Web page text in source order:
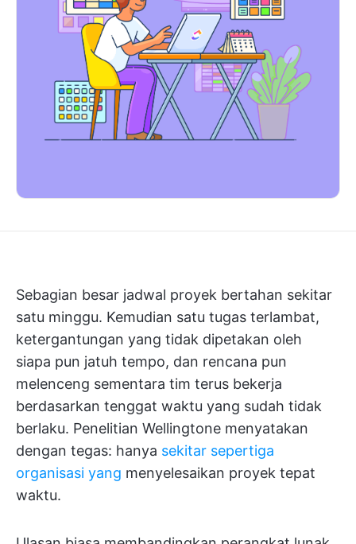
Sebagian besar jadwal proyek bertahan sekitar
satu minggu. Kemudian satu tugas terlambat,
ketergantungan yang tidak dipetakan oleh
siapa pun jatuh tempo, dan rencana pun
melenceng sementara tim terus bekerja
berdasarkan tenggat waktu yang sudah tidak
berlaku. Penelitian Wellingtone menyatakan
dengan tegas: hanya sekitar sepertiga
organisasi yang menyelesaikan proyek tepat
waktu.